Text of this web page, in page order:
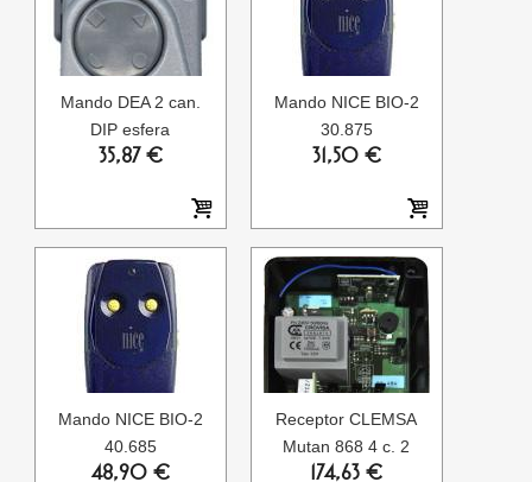
Mando DEA 2 can.
DIP esfera
35,87 €
Mando NICE BIO-2
30.875
31,50 €
Mando NICE BIO-2
40.685
48,90 €
Receptor CLEMSA
Mutan 868 4 c. 2
174,63 €